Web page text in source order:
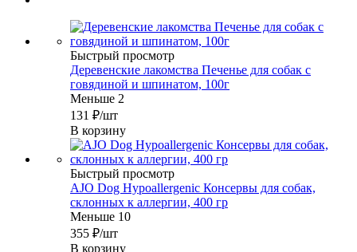
Быстрый просмотр
Деревенские лакомства Печенье для собак с
говядиной и шпинатом, 100г
Меньше 2
131 ₽/шт
В корзину
Быстрый просмотр
AJO Dog Hypoallergenic Консервы для собак,
склонных к аллергии, 400 гр
Меньше 10
355 ₽/шт
В корзину